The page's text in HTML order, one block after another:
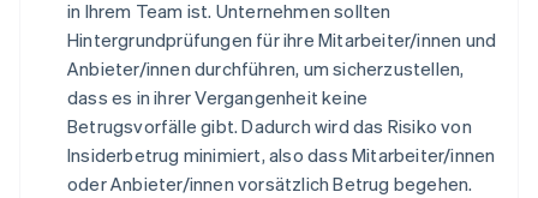
in Ihrem Team ist. Unternehmen sollten
Hintergrundprüfungen für ihre Mitarbeiter/innen und
Anbieter/innen durchführen, um sicherzustellen,
dass es in ihrer Vergangenheit keine
Betrugsvorfälle gibt. Dadurch wird das Risiko von
Insiderbetrug minimiert, also dass Mitarbeiter/innen
oder Anbieter/innen vorsätzlich Betrug begehen.